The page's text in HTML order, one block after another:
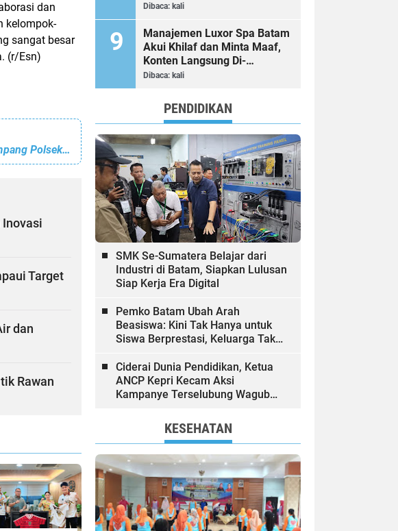
dan
kelompok-
sangat besar
(r/Esn)
Disinyalir Ilegal, Aktivitas Pemotongan Bukit di Seberang Simpang Polsek Nongsa Kembali Beroperasi
Inovasi
Target
dan
Rawan
Dibaca: kali
Manajemen Luxor Spa Batam
Akui Khilaf dan Minta Maaf,
Konten Langsung Di-
Takedown
Dibaca: kali
PENDIDIKAN
SMK Se-Sumatera Belajar dari
Industri di Batam, Siapkan Lulusan
Siap Kerja Era Digital
Pemko Batam Ubah Arah
Beasiswa: Kini Tak Hanya untuk
Siswa Berprestasi, Keluarga Tak
Dibiayai
Ciderai Dunia Pendidikan, Ketua
ANCP Kepri Kecam Aksi
Kampanye Terselubung Wagub
KESEHATAN